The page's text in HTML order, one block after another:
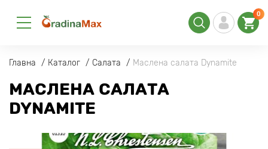
0
Главна Каталог Салата Маслена салата Dynamite
МАСЛЕНА САЛАТА
DYNAMITE